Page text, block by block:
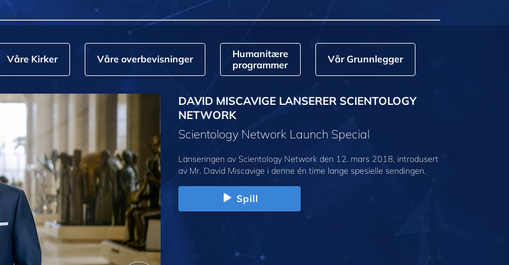
Våre Kirker Våre overbevisninger
Humanitære
programmer
Vår Grunnlegger
DAVID MISCAVIGE LANSERER SCIENTOLOGY
NETWORK
Scientology Network Launch Special
Lanseringen av Scientology Network den 12. mars 2018, introdusert
av Mr. David Miscavige i denne én time lange spesielle sendingen.
Spill